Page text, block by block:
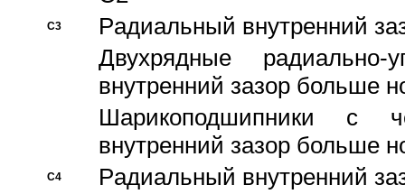
C3
Pадиальный внутренний
Двухрядные радиально-
внутренний зазор больше
Шарикоподшипники с
внутренний зазор больше
C4
Pадиальный внутренний